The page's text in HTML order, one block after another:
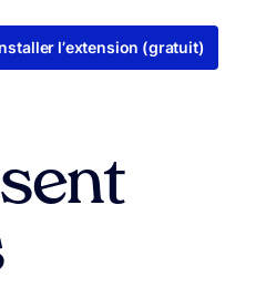
l’extension (gratuit)